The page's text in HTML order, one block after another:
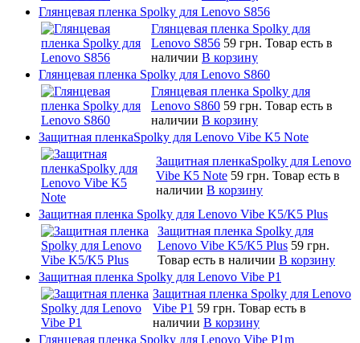
Глянцевая пленка Spolky для Lenovo S856
Глянцевая пленка Spolky для
Lenovo S856 59 грн. Товар есть в
наличии В корзину
Глянцевая пленка Spolky для Lenovo S860
Глянцевая пленка Spolky для
Lenovo S860 59 грн. Товар есть в
наличии В корзину
Защитная пленкаSpolky для Lenovo Vibe K5 Note
Защитная пленкаSpolky для Lenovo
Vibe K5 Note 59 грн. Товар есть в
наличии В корзину
Защитная пленка Spolky для Lenovo Vibe K5/K5 Plus
Защитная пленка Spolky для
Lenovo Vibe K5/K5 Plus 59 грн.
Товар есть в наличии В корзину
Защитная пленка Spolky для Lenovo Vibe P1
Защитная пленка Spolky для Lenovo
Vibe P1 59 грн. Товар есть в
наличии В корзину
Глянцевая пленка Spolky для Lenovo Vibe P1m